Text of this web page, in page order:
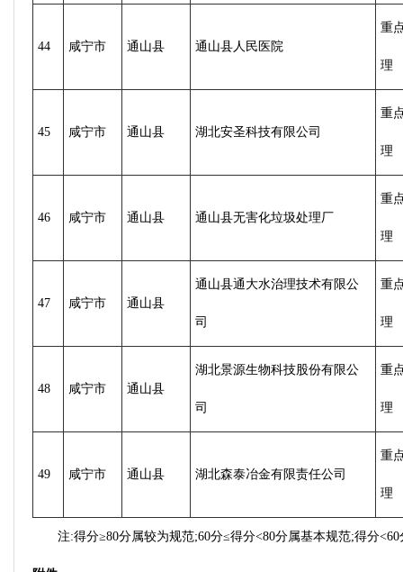
44 咸宁市 通山县 通山县人民医院
重
理
45 咸宁市 通山县 湖北安圣科技有限公司
重
理
46 咸宁市 通山县 通山县无害化垃圾处理厂
重
理
47 咸宁市 通山县
通山县通大水治理技术有限公
司
重
理
48 咸宁市 通山县
湖北景源生物科技股份有限公
司
重
理
49 咸宁市 通山县 湖北森泰冶金有限责任公司
重
理
注:得分≥80分属较为规范;60分≤得分<80分属基本规范;得分